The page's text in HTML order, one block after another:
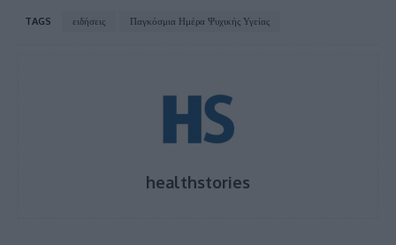
TAGS ειδήσεις Παγκόσμια Ημέρα Ψυχικής Υγείας
healthstories